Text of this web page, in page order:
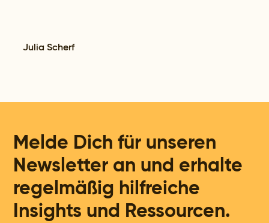
Julia Scherf
Melde Dich für unseren
Newsletter an und erhalte
regelmäßig hilfreiche
Insights und Ressourcen.